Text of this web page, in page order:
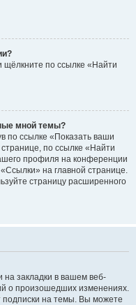
щёлкните по ссылке «Найти
мной темы?
по ссылке «Показать ваши
по ссылке «Найти
профиля на конференции
на главной странице.
страницу расширенного
на закладки в вашем веб-
о произошедших изменениях.
подписки на темы. Вы можете